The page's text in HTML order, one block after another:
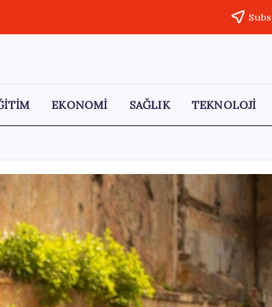
EKONOMİ SAĞLIK TEKNOLOJİ